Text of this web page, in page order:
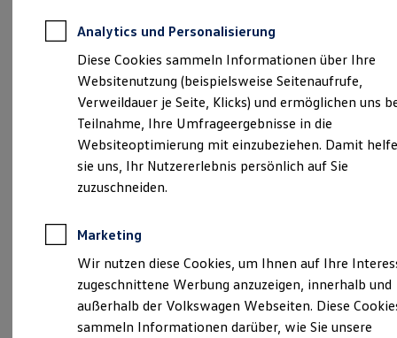
Kfz-Versicherung
Restschuldversicherungen
Garantien
Wartungsverträge
Geschäftskunden
Professional Class bei Volkswagen
Großkunden
Behörden
Direktkunden
Sonderfahrzeuge
Anpfiff zum Gewinn
Elektroautos
ID. Tutorials
Elektrofahrzeugkonzepte
Reichweite
Reichweite der ID. Modelle
Reichweite im Winter
Verantwortlich für die Inhalte auf dieser Seite ist die Autohaus
Walter Mulfinger GmbH (Impressum & Rechtliches)
Neue Nördlinger Straße 10, 73441 Bopfingen
Montag - Freitag 07:00 17:30
Uhr
Samstag
08:00 -12:00 Uhr
Sonntag
Geschlossen
Analytics und Personalisierung
Diese Cookies sammeln Informationen über Ihre
Websitenutzung (beispielsweise Seitenaufrufe,
Verweildauer je Seite, Klicks) und ermöglichen uns
Teilnahme, Ihre Umfrageergebnisse in die
Websiteoptimierung mit einzubeziehen. Damit
sie uns, Ihr Nutzererlebnis persönlich auf Sie
zuzuschneiden.
Marketing
Wir nutzen diese Cookies, um Ihnen auf Ihre
zugeschnittene Werbung anzuzeigen, innerhalb und
außerhalb der Volkswagen Webseiten. Diese
sammeln Informationen darüber, wie Sie unsere